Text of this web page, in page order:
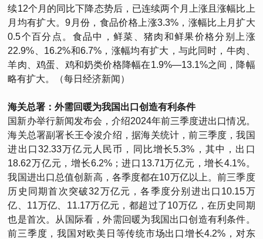
续12个月的同比下降态势后，已连续两个月上涨且涨幅比上
月均有扩大。9月份，食品价格上涨3.3%，涨幅比上月扩大
0.5个百分点。食品中，鲜菜、猪肉和鲜果价格分别上涨
22.9%、16.2%和6.7%，涨幅均有扩大，与此同时，牛肉、
羊肉、鸡蛋、鸡和奶类价格降幅在1.9%—13.1%之间，降幅
略有扩大。（每日经济新闻）
海关总署：外需回暖为我国出口创造有利条件
国新办举行新闻发布会，介绍2024年前三季度进出口情况。
海关总署副署长王令浚介绍，据海关统计，前三季度，我国
进出口32.33万亿元人民币，同比增长5.3%，其中，出口
18.62万亿元，增长6.2%；进口13.71万亿元，增长4.1%。
我国进出口总值创新高，各季度都在10万亿以上。前三季度
历史同期首次突破32万亿元，各季度分别进出口10.15万
亿、11万亿、11.17万亿元，都超过了10万亿，在历史同期
也是首次。从国际看，外需回暖为我国出口创造有利条件。
前三季度，我国对欧美日等传统市场出口增长4.2%，对东